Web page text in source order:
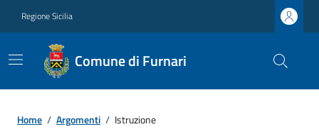
Regione Sicilia
Comune di Furnari
Home / Argomenti / Istruzione